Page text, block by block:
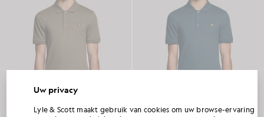
Uw privacy
Lyle & Scott maakt gebruik van cookies om uw browse-ervaring
ONTVANG 15% KORTING OP JE EERSTE